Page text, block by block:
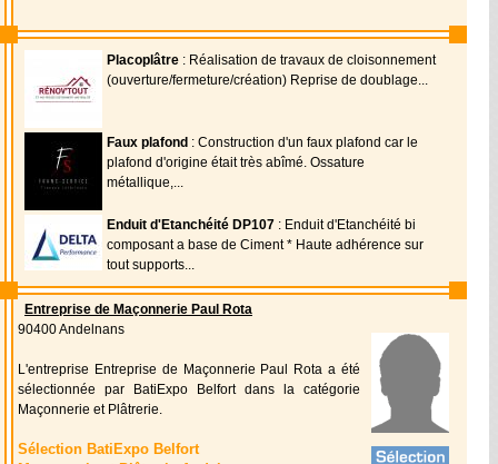
Placoplâtre : Réalisation de travaux de cloisonnement
(ouverture/fermeture/création) Reprise de doublage...
Faux plafond : Construction d'un faux plafond car le
plafond d'origine était très abîmé. Ossature
métallique,...
Enduit d'Etanchéité DP107 : Enduit d'Etanchéité bi
composant a base de Ciment * Haute adhérence sur
tout supports...
Entreprise de Maçonnerie Paul Rota
90400 Andelnans
L'entreprise Entreprise de Maçonnerie Paul Rota a été
sélectionnée par BatiExpo Belfort dans la catégorie
Maçonnerie et Plâtrerie.
Sélection BatiExpo Belfort